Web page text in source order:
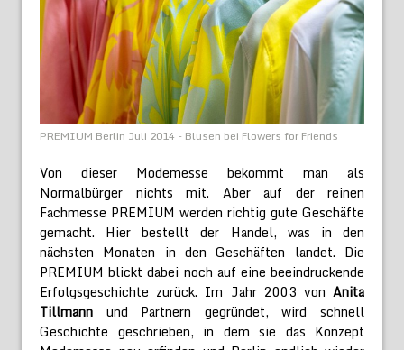
PREMIUM Berlin Juli 2014 - Blusen bei Flowers for Friends
Von dieser Modemesse bekommt man als
Normalbürger nichts mit. Aber auf der reinen
Fachmesse PREMIUM werden richtig gute Geschäfte
gemacht. Hier bestellt der Handel, was in den
nächsten Monaten in den Geschäften landet. Die
PREMIUM blickt dabei noch auf eine beeindruckende
Erfolgsgeschichte zurück. Im Jahr 2003 von Anita
Tillmann und Partnern gegründet, wird schnell
Geschichte geschrieben, in dem sie das Konzept